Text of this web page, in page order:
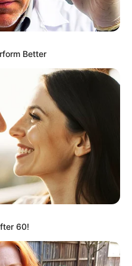
a maior entrega de
Agentes de Saúde da
é indiciada por
que nunca aconteceram.
restituição do IR paga
para 2,7 milhões de
é indiciada por
anuênios,
Better
60!